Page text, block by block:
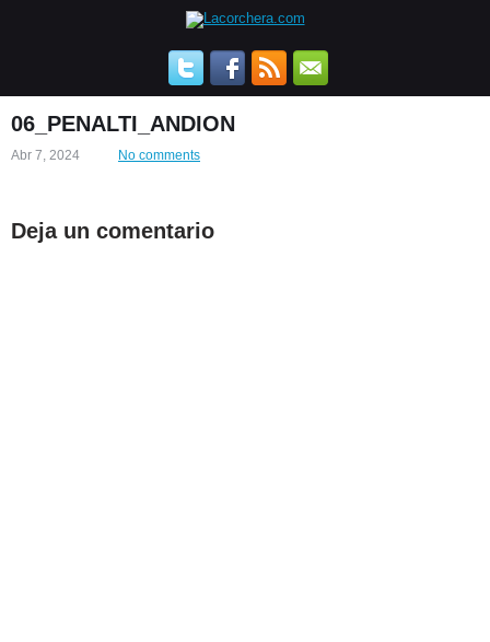
06_PENALTI_ANDION
Abr 7, 2024 No comments
Deja un comentario